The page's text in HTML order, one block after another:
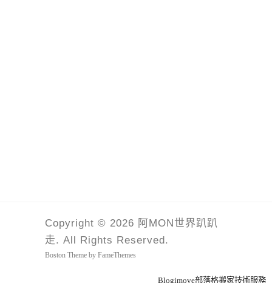
Copyright © 2026 阿MON世界趴趴
走. All Rights Reserved.
Boston Theme by FameThemes
Blogimove部落格搬家技術服務